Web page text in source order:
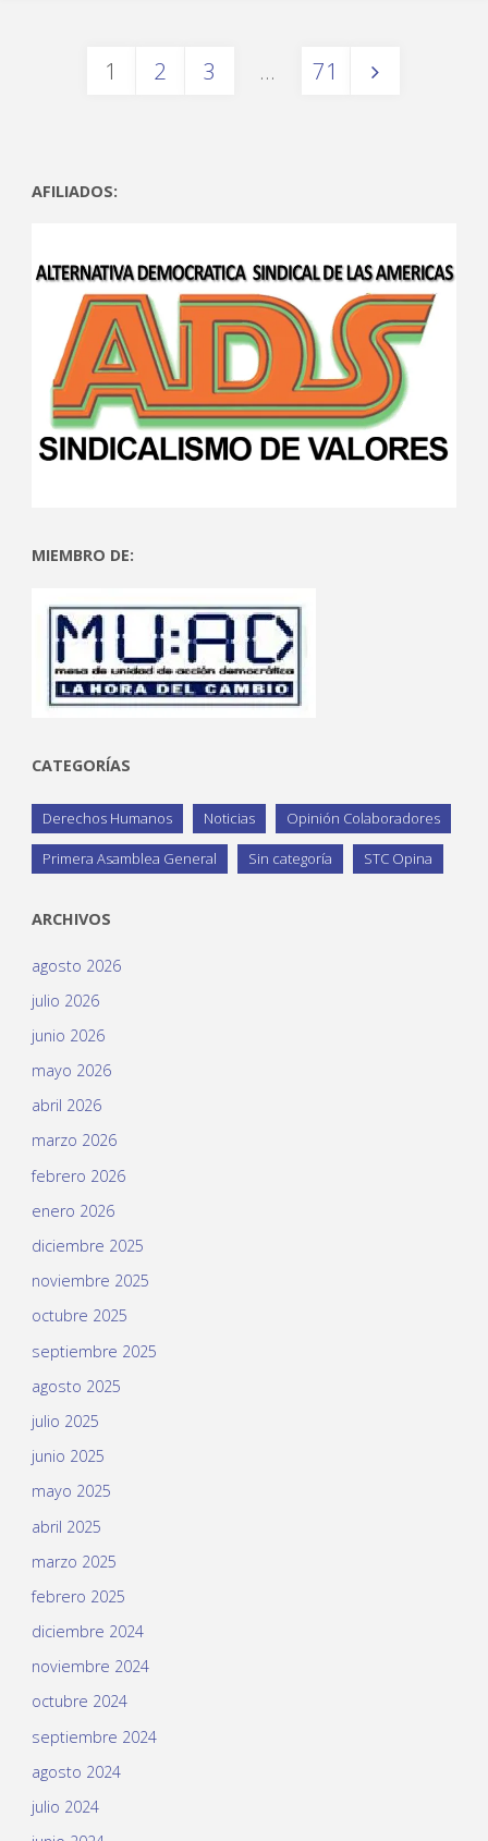
1 2 3 … 71
AFILIADOS:
MIEMBRO DE:
CATEGORÍAS
Derechos Humanos Noticias Opinión Colaboradores
Primera Asamblea General Sin categoría STC Opina
ARCHIVOS
agosto 2026
julio 2026
junio 2026
mayo 2026
abril 2026
marzo 2026
febrero 2026
enero 2026
diciembre 2025
noviembre 2025
octubre 2025
septiembre 2025
agosto 2025
julio 2025
junio 2025
mayo 2025
abril 2025
marzo 2025
febrero 2025
diciembre 2024
noviembre 2024
octubre 2024
septiembre 2024
agosto 2024
julio 2024